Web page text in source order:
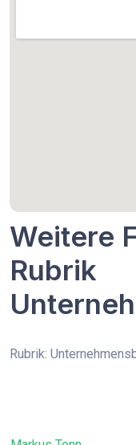
Weitere
Rubrik
Rubrik: